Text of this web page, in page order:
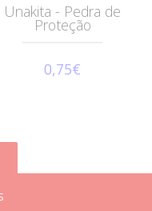
Unakita - Pedra de
Proteção
0,75€